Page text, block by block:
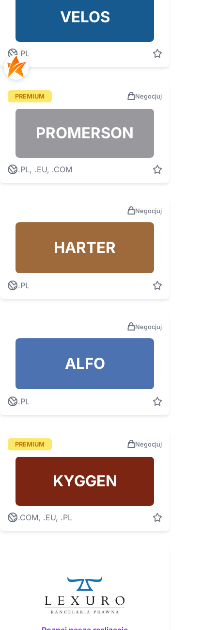
VELOS
.PL
PREMIUM Negocjuj
PROMERSON
.PL, .EU, .COM
Negocjuj
HARTER
.PL
Negocjuj
ALFO
.PL
PREMIUM Negocjuj
KYGGEN
.COM, .EU, .PL